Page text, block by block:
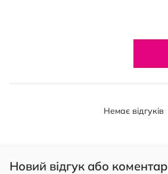
Немає відгуків
Новий відгук або коментар